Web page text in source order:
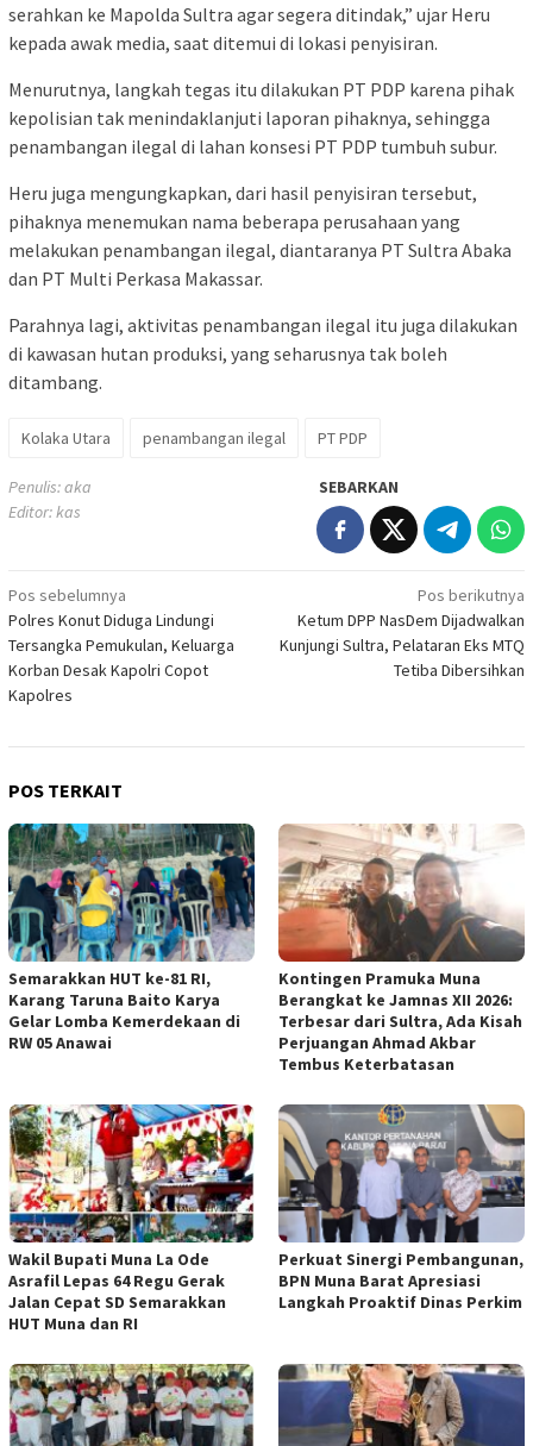
serahkan ke Mapolda Sultra agar segera ditindak,” ujar Heru
kepada awak media, saat ditemui di lokasi penyisiran.
Menurutnya, langkah tegas itu dilakukan PT PDP karena pihak
kepolisian tak menindaklanjuti laporan pihaknya, sehingga
penambangan ilegal di lahan konsesi PT PDP tumbuh subur.
Heru juga mengungkapkan, dari hasil penyisiran tersebut,
pihaknya menemukan nama beberapa perusahaan yang
melakukan penambangan ilegal, diantaranya PT Sultra Abaka
dan PT Multi Perkasa Makassar.
Parahnya lagi, aktivitas penambangan ilegal itu juga dilakukan
di kawasan hutan produksi, yang seharusnya tak boleh
ditambang.
Kolaka Utara penambangan ilegal PT PDP
Penulis: aka
Editor: kas
SEBARKAN
Navigasi
pos
Pos sebelumnya
Polres Konut Diduga Lindungi
Tersangka Pemukulan, Keluarga
Korban Desak Kapolri Copot
Kapolres
Pos berikutnya
Ketum DPP NasDem Dijadwalkan
Kunjungi Sultra, Pelataran Eks MTQ
Tetiba Dibersihkan
POS TERKAIT
Semarakkan HUT ke-81 RI,
Karang Taruna Baito Karya
Gelar Lomba Kemerdekaan di
RW 05 Anawai
Kontingen Pramuka Muna
Berangkat ke Jamnas XII 2026:
Terbesar dari Sultra, Ada Kisah
Perjuangan Ahmad Akbar
Tembus Keterbatasan
Wakil Bupati Muna La Ode
Asrafil Lepas 64 Regu Gerak
Jalan Cepat SD Semarakkan
HUT Muna dan RI
Perkuat Sinergi Pembangunan,
BPN Muna Barat Apresiasi
Langkah Proaktif Dinas Perkim